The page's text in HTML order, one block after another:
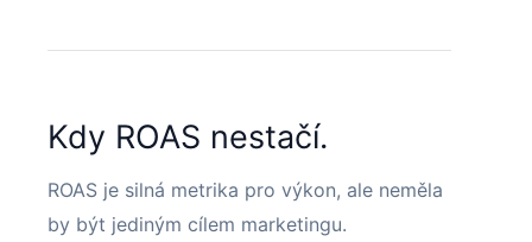
Kdy ROAS nestačí.
ROAS je silná metrika pro výkon, ale neměla
by být jediným cílem marketingu.